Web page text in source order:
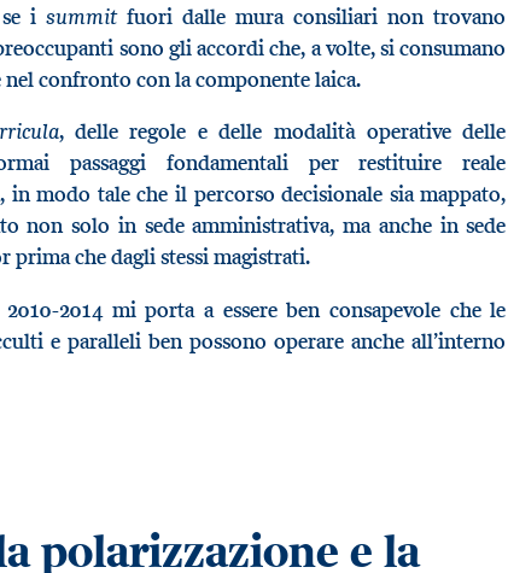
se isummitfuori dalle mura consiliari non trovano
sono gli accordi che, a volte, si consumano
confronto con la componente laica.
, delle regole e delle modalità operative delle
passaggi fondamentali per restituire reale
modo tale che il percorso decisionale sia mappato,
non solo in sede amministrativa, ma anche in sede
che dagli stessi magistrati.
2014 mi porta a essere ben consapevole che le
e paralleli ben possono operare anche all’interno
polarizzazione e la